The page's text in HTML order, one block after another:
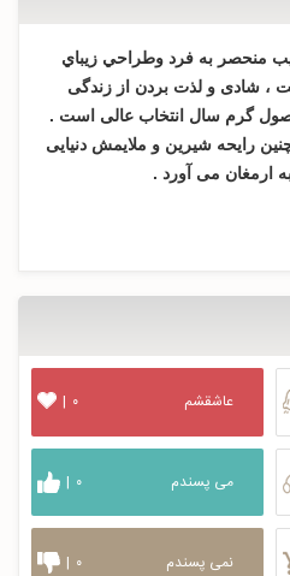
منحصر به فرد وطراحي زيباي
، شادی و لذت بردن از زندگی
گرم سال انتخاب عالی است .
رايحه شیرین و ملایمش دنیایی
ارمغان می آورد .
عاشقشم | ۰
می پسندم | ۰
نمی پسندم | ۰